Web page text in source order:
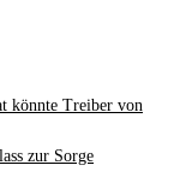
könnte Treiber von
zur Sorge